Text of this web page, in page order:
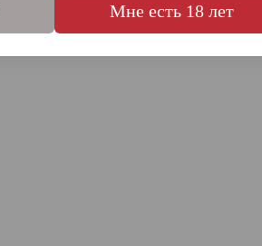
Мне есть 18 лет